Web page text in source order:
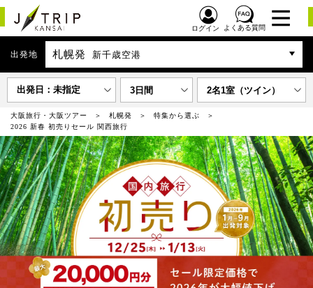
ログイン よくある質問
出発地 札幌発 新千歳空港
出発日：未指定 3日間 2名1室（ツイン）
大阪旅行・大阪ツアー 札幌発
特集から選ぶ
2026 新春 初売りセール 関西旅行